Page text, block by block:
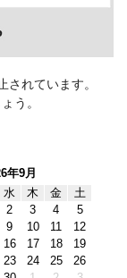
れています。
う。
年9月
水 木 金
土
2 3 4
5
9 10 11
12
16 17 18
19
23 24 25
26